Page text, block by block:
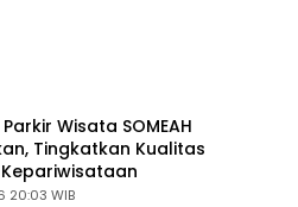
Wisata SOMEAH
Tingkatkan Kualitas
WIB